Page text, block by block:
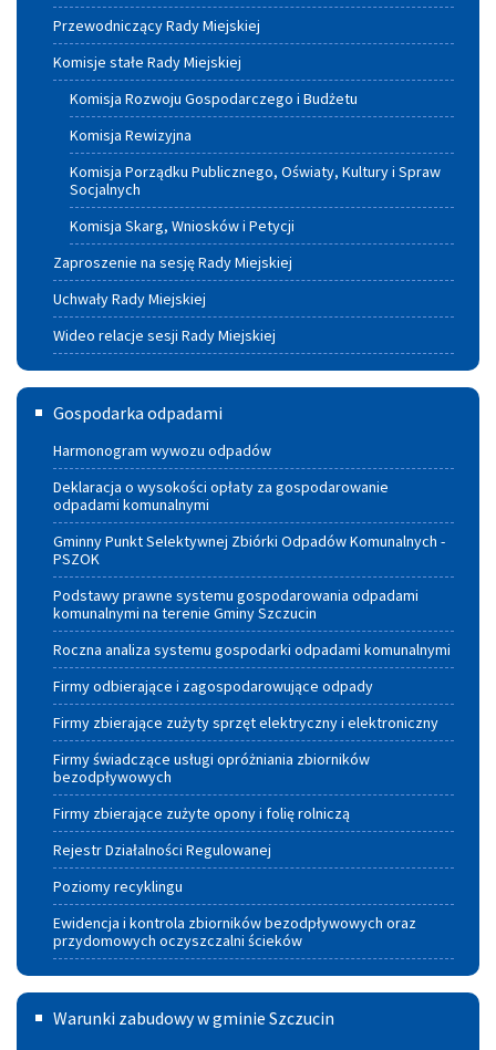
Przewodniczący Rady Miejskiej
Komisje stałe Rady Miejskiej
Komisja Rozwoju Gospodarczego i Budżetu
Komisja Rewizyjna
Komisja Porządku Publicznego, Oświaty, Kultury i Spraw
Socjalnych
Komisja Skarg, Wniosków i Petycji
Zaproszenie na sesję Rady Miejskiej
Uchwały Rady Miejskiej
Wideo relacje sesji Rady Miejskiej
Gospodarka
odpadami
Gospodarka odpadami
Harmonogram wywozu odpadów
Deklaracja o wysokości opłaty za gospodarowanie
odpadami komunalnymi
Gminny Punkt Selektywnej Zbiórki Odpadów Komunalnych -
PSZOK
Podstawy prawne systemu gospodarowania odpadami
komunalnymi na terenie Gminy Szczucin
Roczna analiza systemu gospodarki odpadami komunalnymi
Firmy odbierające i zagospodarowujące odpady
Firmy zbierające zużyty sprzęt elektryczny i elektroniczny
Firmy świadczące usługi opróżniania zbiorników
bezodpływowych
Firmy zbierające zużyte opony i folię rolniczą
Rejestr Działalności Regulowanej
Poziomy recyklingu
Ewidencja i kontrola zbiorników bezodpływowych oraz
przydomowych oczyszczalni ścieków
Warunki
Warunki zabudowy w gminie Szczucin